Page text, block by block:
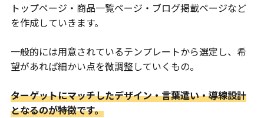
トップページ・商品一覧ページ・ブログ掲載ページなど
を作成していきます。
一般的には用意されているテンプレートから選定し、希
望があれば細かい点を微調整していくもの。
ターゲットにマッチしたデザイン・言葉遣い・導線設計
となるのが特徴です。